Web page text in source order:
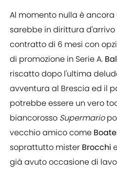
Al momento nulla è
sarebbe in dirittura d'arrivo
contratto di 6 mesi con
di promozione in Serie A.
riscatto dopo l'ultima
avventura al Brescia ed il
potrebbe essere un vero
biancorosso Supermario
vecchio amico come
soprattutto mister Brocchi
già avuto occasione di